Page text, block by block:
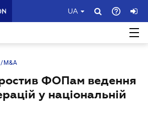
UA
M&A
ФОПам ведення
у національній